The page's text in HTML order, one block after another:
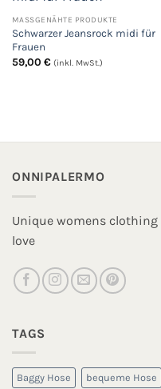
die
MASSGENÄHTE PRODUKTE
Schwarzer Jeansrock midi für
Frauen
59,00 € (inkl. MwSt.)
ONNIPALERMO
Unique womens
love
TAGS
Baggy Hose bequeme Hose